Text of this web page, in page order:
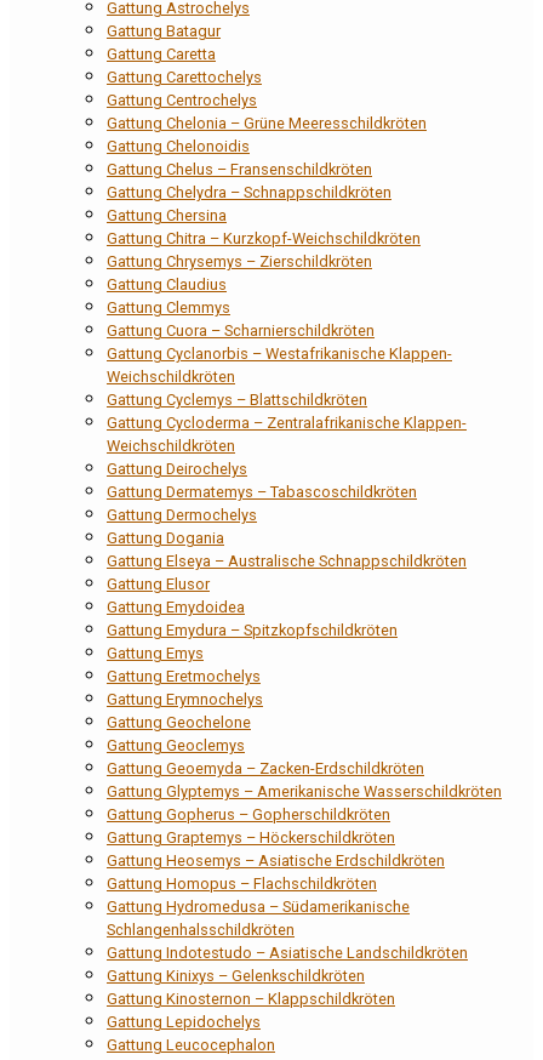
Gattung Astrochelys
Gattung Batagur
Gattung Caretta
Gattung Carettochelys
Gattung Centrochelys
Gattung Chelonia – Grüne Meeresschildkröten
Gattung Chelonoidis
Gattung Chelus – Fransenschildkröten
Gattung Chelydra – Schnappschildkröten
Gattung Chersina
Gattung Chitra – Kurzkopf-Weichschildkröten
Gattung Chrysemys – Zierschildkröten
Gattung Claudius
Gattung Clemmys
Gattung Cuora – Scharnierschildkröten
Gattung Cyclanorbis – Westafrikanische Klappen-
Weichschildkröten
Gattung Cyclemys – Blattschildkröten
Gattung Cycloderma – Zentralafrikanische Klappen-
Weichschildkröten
Gattung Deirochelys
Gattung Dermatemys – Tabascoschildkröten
Gattung Dermochelys
Gattung Dogania
Gattung Elseya – Australische Schnappschildkröten
Gattung Elusor
Gattung Emydoidea
Gattung Emydura – Spitzkopfschildkröten
Gattung Emys
Gattung Eretmochelys
Gattung Erymnochelys
Gattung Geochelone
Gattung Geoclemys
Gattung Geoemyda – Zacken-Erdschildkröten
Gattung Glyptemys – Amerikanische Wasserschildkröten
Gattung Gopherus – Gopherschildkröten
Gattung Graptemys – Höckerschildkröten
Gattung Heosemys – Asiatische Erdschildkröten
Gattung Homopus – Flachschildkröten
Gattung Hydromedusa – Südamerikanische
Schlangenhalsschildkröten
Gattung Indotestudo – Asiatische Landschildkröten
Gattung Kinixys – Gelenkschildkröten
Gattung Kinosternon – Klappschildkröten
Gattung Lepidochelys
Gattung Leucocephalon